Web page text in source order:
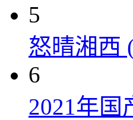
5
怒晴湘西
6
2021年国